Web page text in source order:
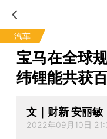
汽车
宝马在全球
纬锂能共获
文｜财新 安丽敏
2022年09月10日